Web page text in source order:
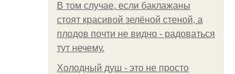
В том случае, если баклажаны
стоят красивой зелёной стеной, а
плодов почти не видно - радоваться
тут нечему.
Холодный душ - это не просто